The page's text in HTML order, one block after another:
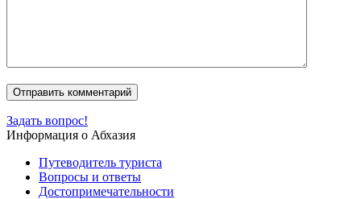
Задать вопрос!
Информация о Абхазия
Путеводитель туриста
Вопросы и ответы
Достопримечательности